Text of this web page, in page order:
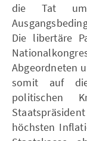
die Tat
Die libertäre
Abgeordneten
somit auf
politischen
höchsten